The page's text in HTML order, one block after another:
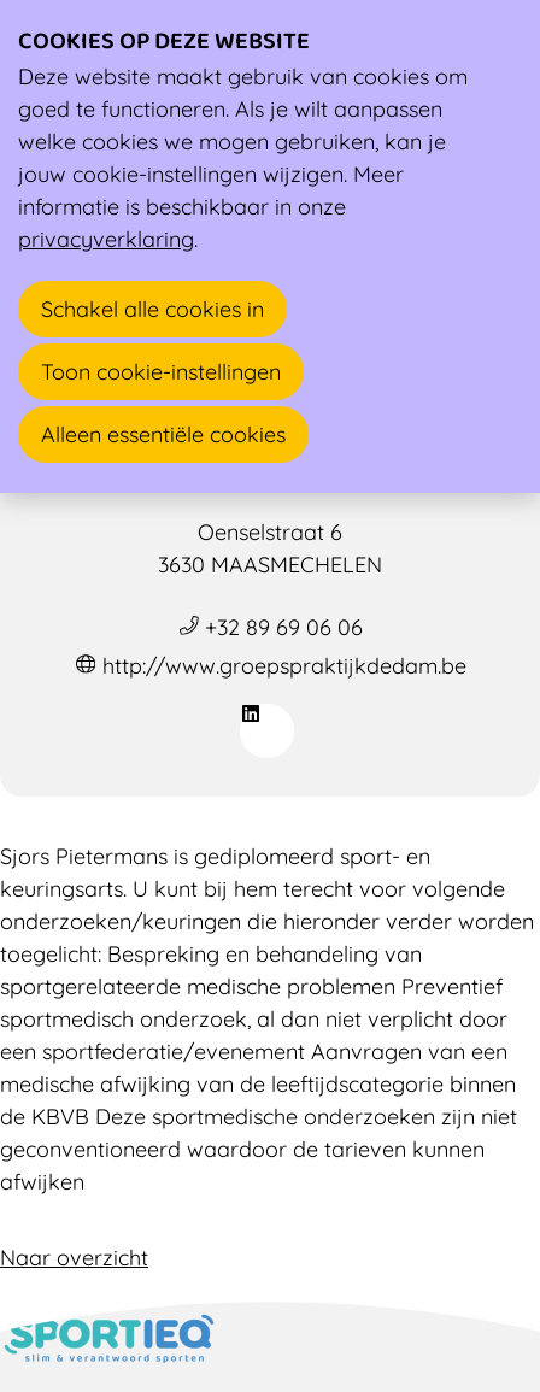
Ambassadeur
Sjors Pietermans
Oenselstraat 6
3630 MAASMECHELEN
+32 89 69 06 06
http://www.groepspraktijkdedam.be
Sjors Pietermans is gediplomeerd sport- en
keuringsarts. U kunt bij hem terecht voor volgende
onderzoeken/keuringen die hieronder verder worden
toegelicht: Bespreking en behandeling van
sportgerelateerde medische problemen Preventief
sportmedisch onderzoek, al dan niet verplicht door
een sportfederatie/evenement Aanvragen van een
medische afwijking van de leeftijdscategorie binnen
de KBVB Deze sportmedische onderzoeken zijn niet
geconventioneerd waardoor de tarieven kunnen
afwijken
Naar overzicht
COOKIES OP DEZE WEBSITE
Deze website maakt gebruik van cookies om
goed te functioneren. Als je wilt aanpassen
welke cookies we mogen gebruiken, kan je
jouw cookie-instellingen wijzigen. Meer
informatie is beschikbaar in onze
privacyverklaring.
Schakel alle cookies in
Toon cookie-instellingen
Alleen essentiële cookies